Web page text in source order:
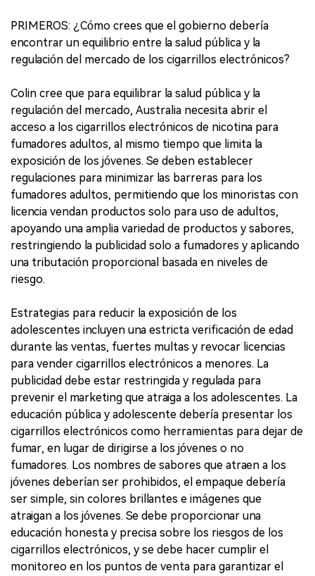
PRIMEROS: ¿Cómo crees que el gobierno debería
encontrar un equilibrio entre la salud pública y la
regulación del mercado de los cigarrillos electrónicos?
Colin cree que para equilibrar la salud pública y la
regulación del mercado, Australia necesita abrir el
acceso a los cigarrillos electrónicos de nicotina para
fumadores adultos, al mismo tiempo que limita la
exposición de los jóvenes. Se deben establecer
regulaciones para minimizar las barreras para los
fumadores adultos, permitiendo que los minoristas con
licencia vendan productos solo para uso de adultos,
apoyando una amplia variedad de productos y sabores,
restringiendo la publicidad solo a fumadores y aplicando
una tributación proporcional basada en niveles de
riesgo.
Estrategias para reducir la exposición de los
adolescentes incluyen una estricta verificación de edad
durante las ventas, fuertes multas y revocar licencias
para vender cigarrillos electrónicos a menores. La
publicidad debe estar restringida y regulada para
prevenir el marketing que atraiga a los adolescentes. La
educación pública y adolescente debería presentar los
cigarrillos electrónicos como herramientas para dejar de
fumar, en lugar de dirigirse a los jóvenes o no
fumadores. Los nombres de sabores que atraen a los
jóvenes deberían ser prohibidos, el empaque debería
ser simple, sin colores brillantes e imágenes que
atraigan a los jóvenes. Se debe proporcionar una
educación honesta y precisa sobre los riesgos de los
cigarrillos electrónicos, y se debe hacer cumplir el
monitoreo en los puntos de venta para garantizar el